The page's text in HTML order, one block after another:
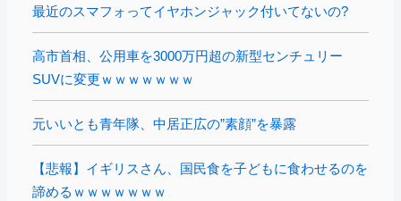
最近のスマフォってイヤホンジャック付いてないの?
高市首相、公用車を3000万円超の新型センチュリー
SUVに変更ｗｗｗｗｗｗｗ
元いいとも青年隊、中居正広の”素顔”を暴露
【悲報】イギリスさん、国民食を子どもに食わせるのを
諦めるｗｗｗｗｗｗｗ